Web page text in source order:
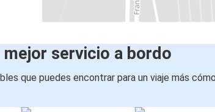
mejor servicio a bordo
que puedes encontrar para un viaje más